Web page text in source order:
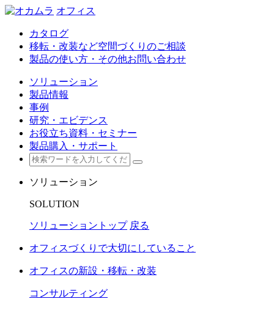
オフィス
カタログ
移転・改装など空間づくりのご相談
製品の使い方・その他お問い合わせ
ソリューション
製品情報
事例
研究・エビデンス
お役立ち資料・セミナー
製品購入・サポート
ソリューション
SOLUTION
ソリューショントップ 戻る
オフィスづくりで大切にしていること
オフィスの新設・移転・改装
コンサルティング